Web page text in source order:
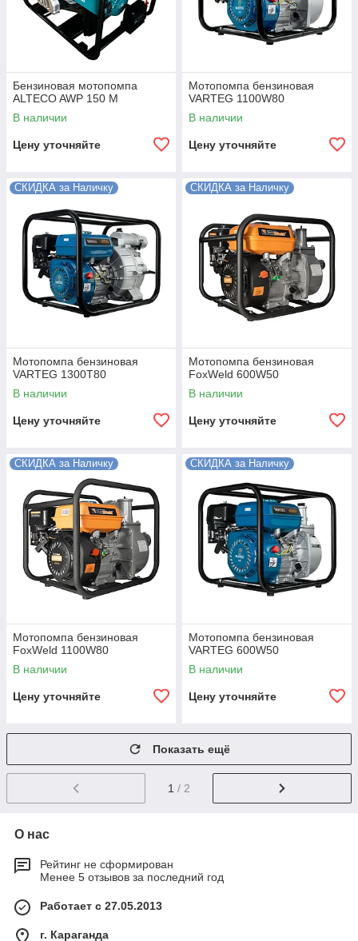
Бензиновая мотопомпа
ALTECO AWP 150 M
В наличии
Цену уточняйте
Мотопомпа бензиновая
VARTEG 1100W80
В наличии
Цену уточняйте
СКИДКА за Наличку
Мотопомпа бензиновая
VARTEG 1300T80
В наличии
Цену уточняйте
СКИДКА за Наличку
Мотопомпа бензиновая
FoxWeld 600W50
В наличии
Цену уточняйте
СКИДКА за Наличку
Мотопомпа бензиновая
FoxWeld 1100W80
В наличии
Цену уточняйте
СКИДКА за Наличку
Мотопомпа бензиновая
VARTEG 600W50
В наличии
Цену уточняйте
Показать ещё
1 / 2
О нас
Рейтинг не сформирован
Менее 5 отзывов за последний год
Работает с 27.05.2013
г. Караганда